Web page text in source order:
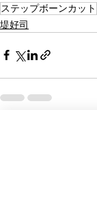
ステップボーンカット
堤好司